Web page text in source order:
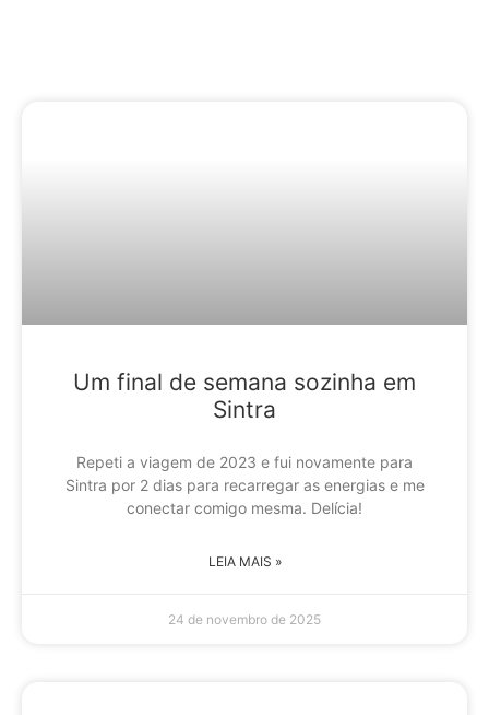
Um final de semana sozinha em
Sintra
Repeti a viagem de 2023 e fui novamente para
Sintra por 2 dias para recarregar as energias e me
conectar comigo mesma. Delícia!
LEIA MAIS »
24 de novembro de 2025